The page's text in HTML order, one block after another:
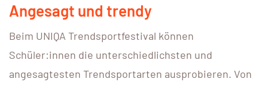
Angesagt und trendy
Beim UNIQA Trendsportfestival können
Schüler:innen die unterschiedlichsten und
angesagtesten Trendsportarten ausprobieren. Von